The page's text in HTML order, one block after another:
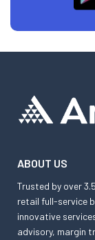
ABOUT US
Trusted by over
retail full-service
innovative
advisory, margin